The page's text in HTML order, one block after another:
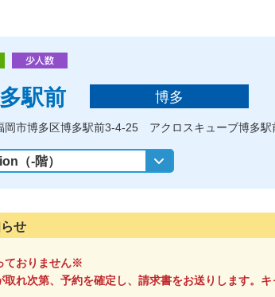
駅前 博多
市博多区博多駅前3-4-25 アクロスキューブ博多駅
せ
ておりません※
れ次第、予約を確定し、請求書をお送りします。